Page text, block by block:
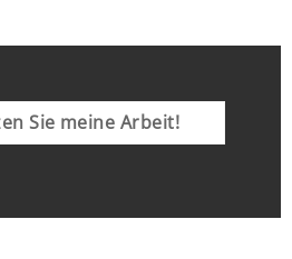
Sie meine Arbeit!